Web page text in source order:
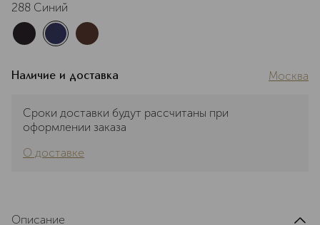
288 Синий
Наличие и доставка Москва
Сроки доставки будут рассчитаны при
оформлении заказа
О доставке
Описание